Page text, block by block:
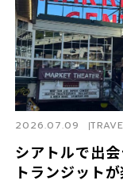
シアトルで出
トランジット
2026.07.09